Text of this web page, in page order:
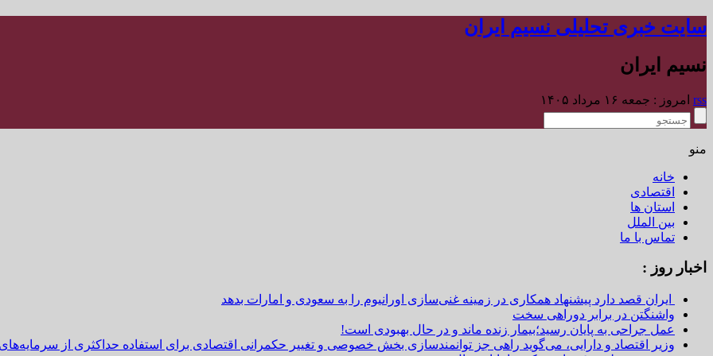
سایت خبری تحلیلی نسیم ایران
نسیم ایران
rss امروز : جمعه ۱۶ مرداد ۱۴۰۵
منو
خانه
اقتصادی
استان ها
بین الملل
تماس با ما
اخبار روز :
ایران قصد دارد پیشنهاد همکاری در زمینه غنی‌سازی اورانیوم را به سعودی و امارات بدهد
واشنگتن در برابر دوراهی سخت
عمل جراحی به پایان رسید؛بیمار زنده ماند و در حال بهبودی است!
وزیر اقتصاد و دارایی، می‌گوید راهی جز توانمندسازی بخش خصوصی و تغییر حکمرانی اقتصادی برای استفاده حداکثری از